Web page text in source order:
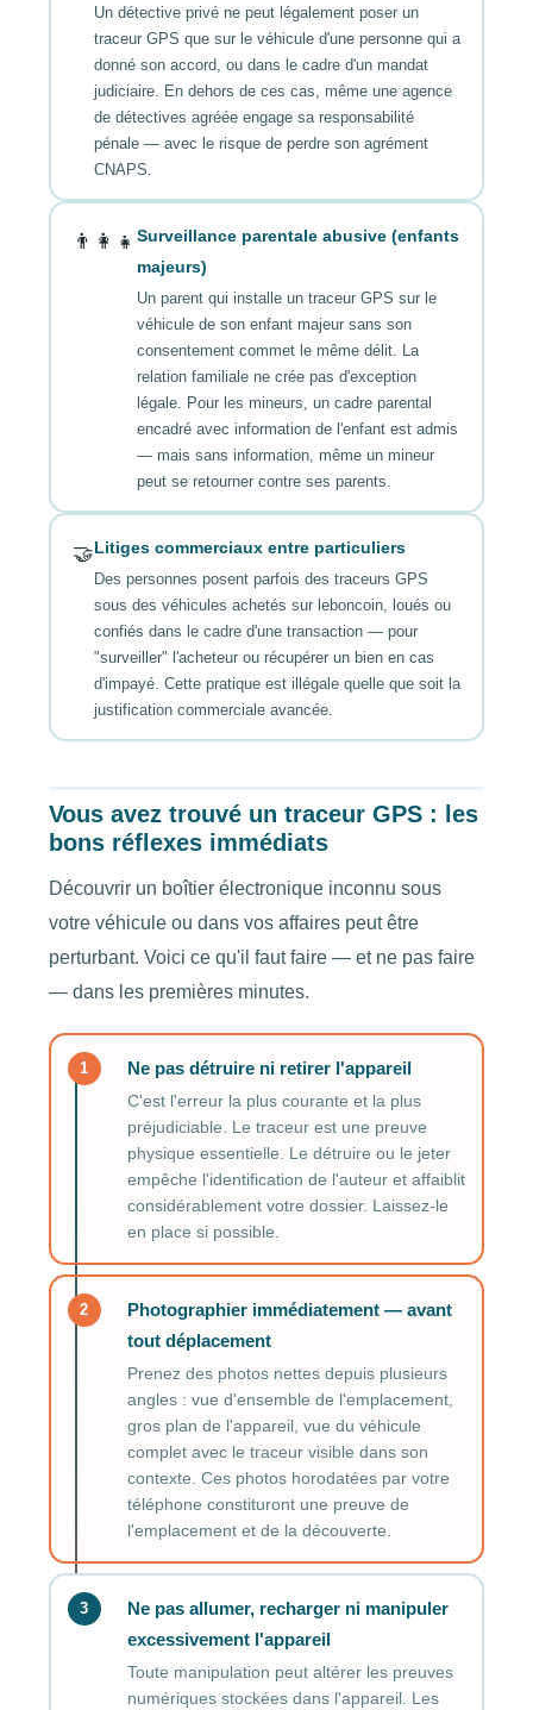
Un détective privé ne peut légalement poser un
traceur GPS que sur le véhicule d'une personne qui a
donné son accord, ou dans le cadre d'un mandat
judiciaire. En dehors de ces cas, même une agence
de détectives agréée engage sa responsabilité
pénale — avec le risque de perdre son agrément
CNAPS.
👨‍👩‍👧 Surveillance parentale abusive (enfants
majeurs)
Un parent qui installe un traceur GPS sur le
véhicule de son enfant majeur sans son
consentement commet le même délit. La
relation familiale ne crée pas d'exception
légale. Pour les mineurs, un cadre parental
encadré avec information de l'enfant est admis
— mais sans information, même un mineur
peut se retourner contre ses parents.
🤝Litiges commerciaux entre particuliers
Des personnes posent parfois des traceurs GPS
sous des véhicules achetés sur leboncoin, loués ou
confiés dans le cadre d'une transaction — pour
"surveiller" l'acheteur ou récupérer un bien en cas
d'impayé. Cette pratique est illégale quelle que soit la
justification commerciale avancée.
Vous avez trouvé un traceur GPS : les
bons réflexes immédiats
Découvrir un boîtier électronique inconnu sous
votre véhicule ou dans vos affaires peut être
perturbant. Voici ce qu'il faut faire — et ne pas faire
— dans les premières minutes.
1 Ne pas détruire ni retirer l'appareil
C'est l'erreur la plus courante et la plus
préjudiciable. Le traceur est une preuve
physique essentielle. Le détruire ou le jeter
empêche l'identification de l'auteur et affaiblit
considérablement votre dossier. Laissez-le
en place si possible.
2
Photographier immédiatement — avant
tout déplacement
Prenez des photos nettes depuis plusieurs
angles : vue d'ensemble de l'emplacement,
gros plan de l'appareil, vue du véhicule
complet avec le traceur visible dans son
contexte. Ces photos horodatées par votre
téléphone constituront une preuve de
l'emplacement et de la découverte.
3
Ne pas allumer, recharger ni manipuler
excessivement l'appareil
Toute manipulation peut altérer les preuves
numériques stockées dans l'appareil. Les